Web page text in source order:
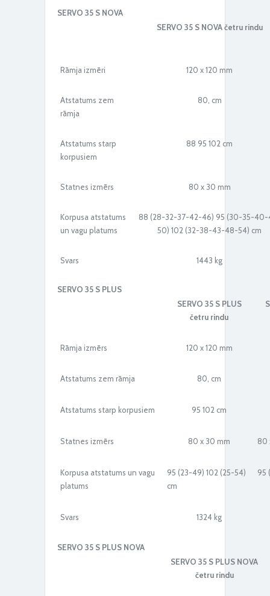
SERVO 35 S NOVA
SERVO 35 S NOVA četru rindu
Rāmja izmēri 120 x 120 mm
Atstatums zem
rāmja
80, cm
Atstatums starp
korpusiem
88 95 102 cm
Statnes izmērs 80 x 30 mm
Korpusa atstatums
un vagu platums
88 (28-32-37-42-46) 95 (30-35-40-
50) 102 (32-38-43-48-54) cm
Svars 1443 kg
SERVO 35 S PLUS
SERVO 35 S PLUS
četru rindu
Rāmja izmērs 120 x 120 mm
Atstatums zem rāmja 80, cm
Atstatums starp korpusiem 95 102 cm
Statnes izmērs 80 x 30 mm 80
Korpusa atstatums un vagu
platums
95 (23-49) 102 (25-54)
cm
95
Svars 1324 kg
SERVO 35 S PLUS NOVA
SERVO 35 S PLUS NOVA
četru rindu